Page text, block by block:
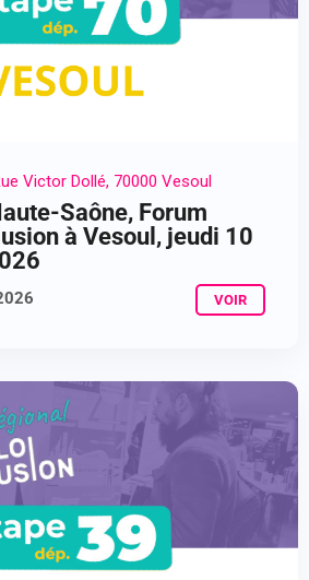
Victor Dollé, 70000 Vesoul
Saône, Forum
à Vesoul, jeudi 10
VOIR